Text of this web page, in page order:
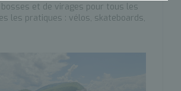
bosses et de virages pour tous les
les pratiques : vélos, skateboards,